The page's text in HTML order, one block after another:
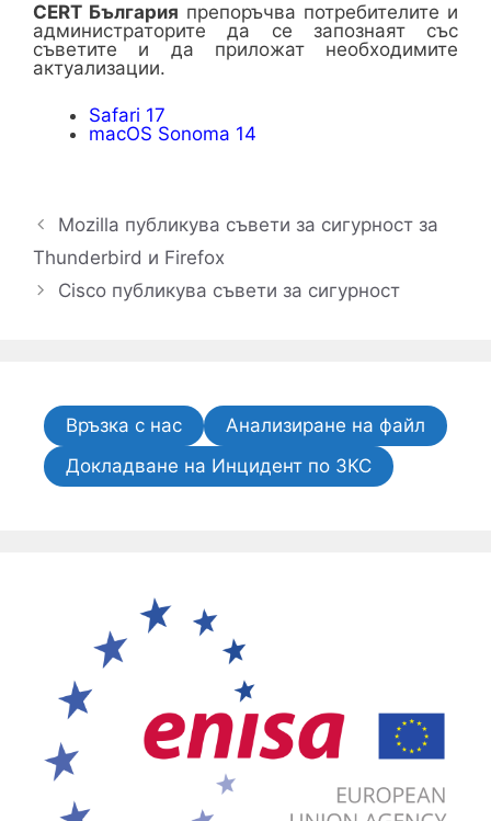
CERT България препоръчва потребителите и
администраторите да се запознаят със
съветите и да приложат необходимите
актуализации.
Safari 17
macOS Sonoma 14
Mozilla публикува съвети за сигурност за
Thunderbird и Firefox
Cisco публикува съвети за сигурност
Връзка с нас
Анализиране на файл
Докладване на Инцидент по ЗКС